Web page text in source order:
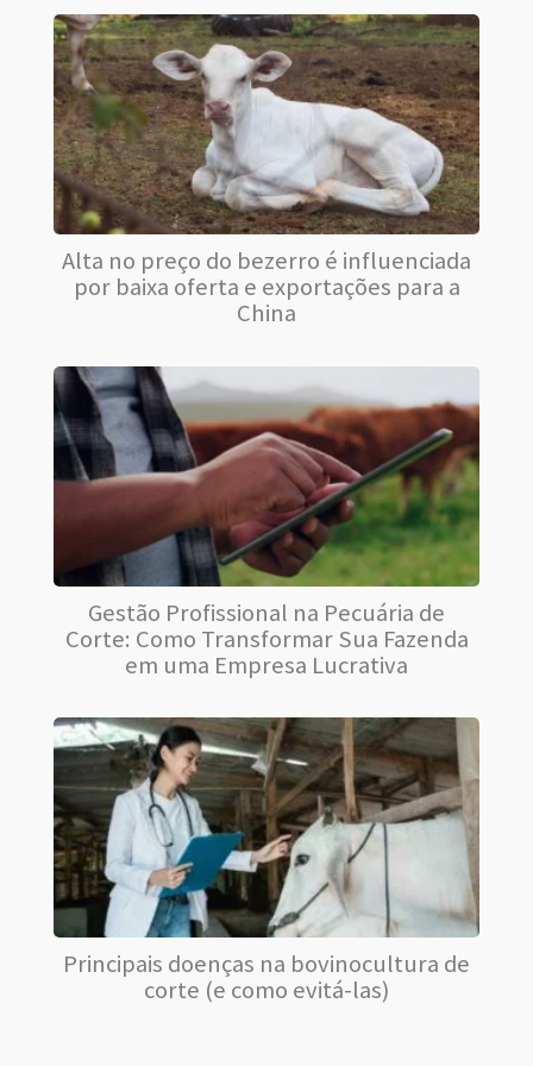
Alta no preço do bezerro é influenciada
por baixa oferta e exportações para a
China
Gestão Profissional na Pecuária de
Corte: Como Transformar Sua Fazenda
em uma Empresa Lucrativa
Principais doenças na bovinocultura de
corte (e como evitá-las)